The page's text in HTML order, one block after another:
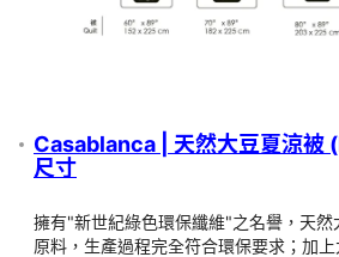
📌貨品到達 *指定Casablanca專門店 後 會
取貨通知，請在收到通知後 4 天內取貨。
費用
預訂須知
Casablanca | 天然大豆夏涼被
尺寸
擁有"新世紀綠色環保纖維"之名譽，天然
原料，生產過程完全符合環保要求；加